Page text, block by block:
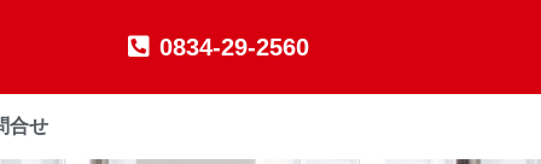
0834-29-2560
合せ